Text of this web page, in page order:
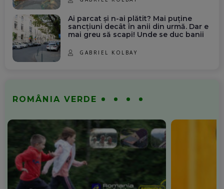
Ai parcat și n-ai plătit? Mai puține
sancțiuni decât în anii din urmă. Dar e
mai greu să scapi! Unde se duc banii
GABRIEL KOLBAY
ROMÂNIA VERDE